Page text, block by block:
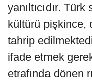
yanıltıcıdır.
kültürü pişkince,
tahrip
ifade etmek
etrafında dönen